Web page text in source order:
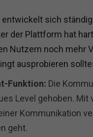
entwickelt sich
der Plattform hat
Nutzern noch mehr
ausprobieren
Funktion: Die
Level gehoben.
Kommunikation
geht.